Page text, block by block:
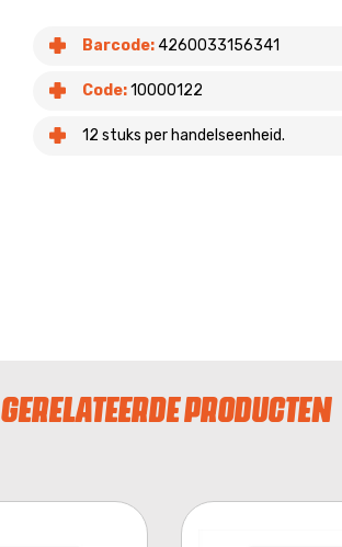
Barcode:4260033156341
Code:10000122
12 stuks per handelseenheid.
GERELATEERDE PRODUCTEN